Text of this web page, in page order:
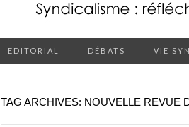
EDITORIAL DÉBATS VIE
TAG ARCHIVES: NOUVELLE REVUE